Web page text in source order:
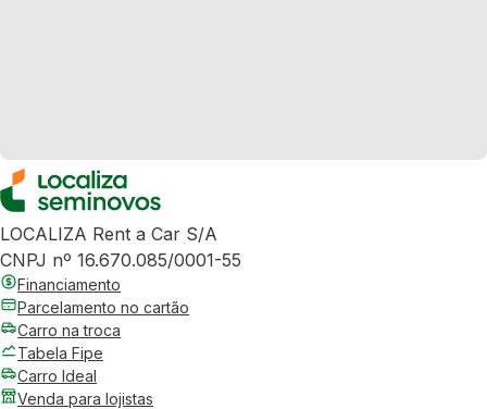
LOCALIZA Rent a Car S/A
CNPJ nº 16.670.085/0001-55
Financiamento
Parcelamento no cartão
Carro na troca
Tabela Fipe
Carro Ideal
Venda para lojistas